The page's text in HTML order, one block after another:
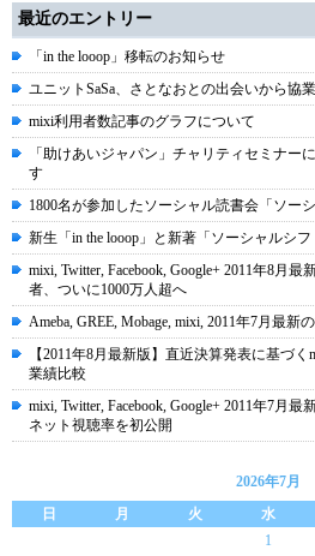
最近のエントリー
「in the looop」移転のお知らせ
ユニットSaSa、さとなおとの出会いから協
mixi利用者数記事のグラフについて
「助けあいジャパン」チャリティセミナー
す
1800名が参加したソーシャル読書会「ソー
新生「in the looop」と新著「ソーシャルシ
mixi, Twitter, Facebook, Google+ 2011年8月最
者、ついに1000万人超へ
Ameba, GREE, Mobage, mixi, 2011年7月最新
【2011年8月最新版】直近決算発表に基づく
業績比較
mixi, Twitter, Facebook, Google+ 2011年7月
ネット視聴率を初公開
2026年7月
日
月 火 水
1